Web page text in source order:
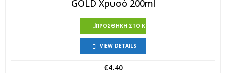
GOLD Χρυσό 200ml
ΠΡΟΣΘΉΚΗ ΣΤΟ ΚΑΛΆΘΙ
VIEW DETAILS
€4.40